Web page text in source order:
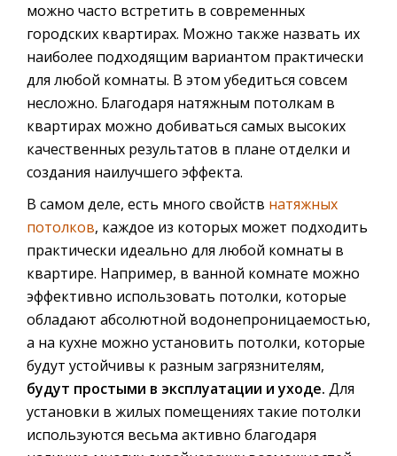
можно часто встретить в современных
городских квартирах. Можно также назвать их
наиболее подходящим вариантом практически
для любой комнаты. В этом убедиться совсем
несложно. Благодаря натяжным потолкам в
квартирах можно добиваться самых высоких
качественных результатов в плане отделки и
создания наилучшего эффекта.
В самом деле, есть много свойств натяжных
потолков, каждое из которых может подходить
практически идеально для любой комнаты в
квартире. Например, в ванной комнате можно
эффективно использовать потолки, которые
обладают абсолютной водонепроницаемостью,
а на кухне можно установить потолки, которые
будут устойчивы к разным загрязнителям,
будут простыми в эксплуатации и уходе. Для
установки в жилых помещениях такие потолки
используются весьма активно благодаря